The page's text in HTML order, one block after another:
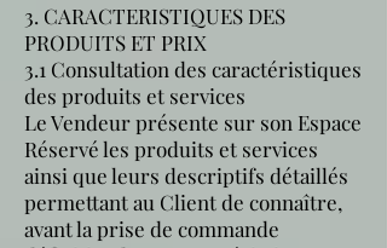
3. CARACTERISTIQUES DES
PRODUITS ET PRIX
3.1 Consultation des caractéristiques
des produits et services
Le Vendeur présente sur son Espace
Réservé les produits et services
ainsi que leurs descriptifs détaillés
permettant au Client de connaître,
avant la prise de commande